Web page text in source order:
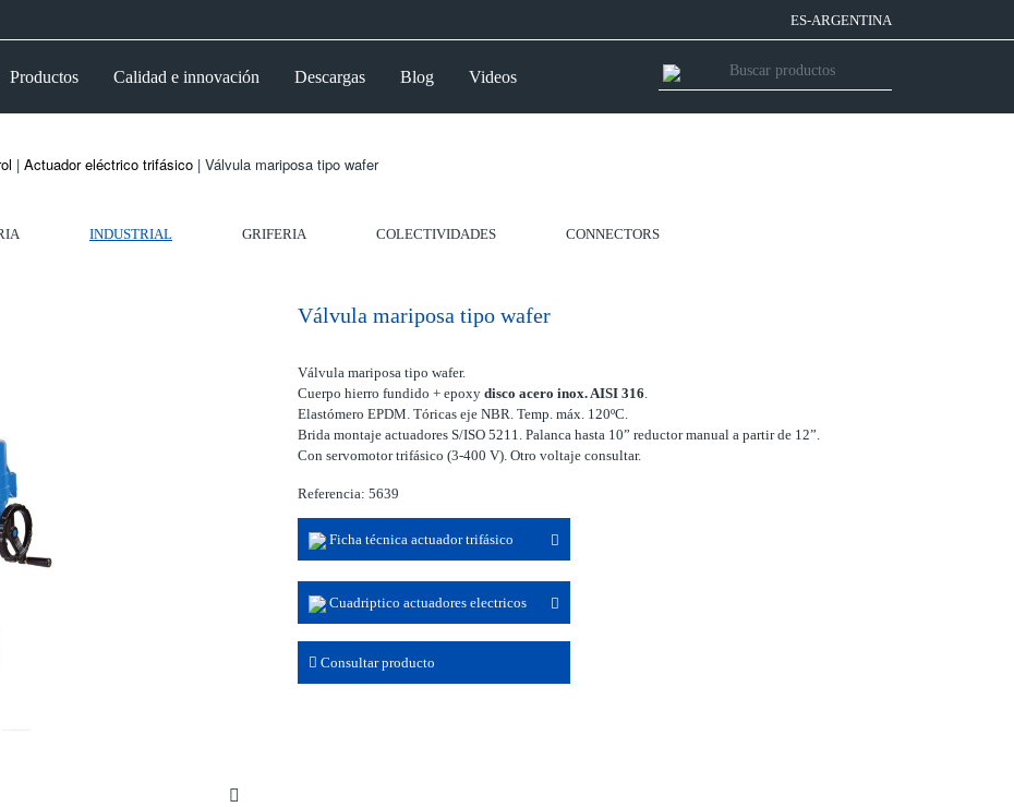
ES-ARGENTINA
Productos Calidad e innovación Descargas Blog Videos
| Actuador eléctrico trifásico | Válvula mariposa tipo wafer
INDUSTRIAL GRIFERIA COLECTIVIDADES CONNECTORS
Válvula mariposa tipo wafer
Válvula mariposa tipo wafer.
Cuerpo hierro fundido + epoxy disco acero inox. AISI 316.
Elastómero EPDM. Tóricas eje NBR. Temp. máx. 120ºC.
Brida montaje actuadores S/ISO 5211. Palanca hasta 10” reductor manual a partir de 12”.
Con servomotor trifásico (3-400 V). Otro voltaje consultar.
Referencia: 5639
Ficha técnica actuador trifásico
Cuadriptico actuadores electricos
Consultar producto